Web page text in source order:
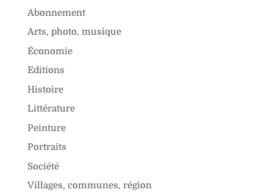
Abonnement
Arts, photo, musique
Économie
Editions
Histoire
Littérature
Peinture
Portraits
Société
Villages, communes, région